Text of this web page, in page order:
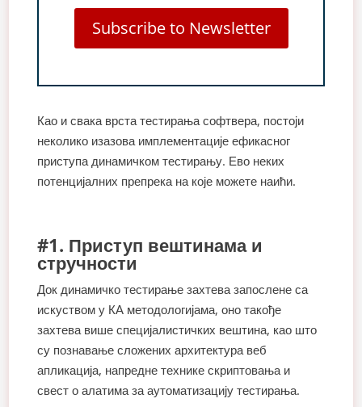
Subscribe to Newsletter
Као и свака врста тестирања софтвера, постоји
неколико изазова имплементације ефикасног
приступа динамичком тестирању. Ево неких
потенцијалних препрека на које можете наићи.
#1. Приступ вештинама и
стручности
Док динамичко тестирање захтева запослене са
искуством у КА методологијама, оно такође
захтева више специјалистичких вештина, као што
су познавање сложених архитектура веб
апликација, напредне технике скриптовања и
свест о алатима за аутоматизацију тестирања.